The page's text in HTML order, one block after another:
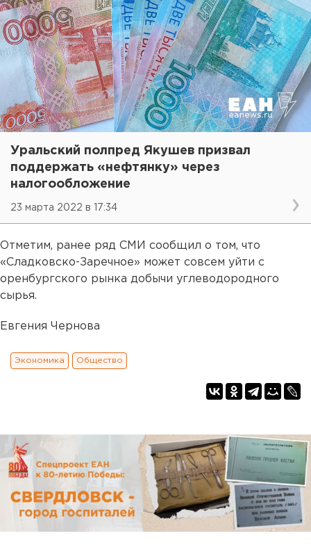
Уральский полпред Якушев призвал
поддержать «нефтянку» через
налогообложение
23 марта 2022 в 17:34
Отметим, ранее ряд СМИ сообщил о том, что
«Сладковско-Заречное» может совсем уйти с
оренбургского рынка добычи углеводородного
сырья.
Евгения Чернова
Экономика Общество